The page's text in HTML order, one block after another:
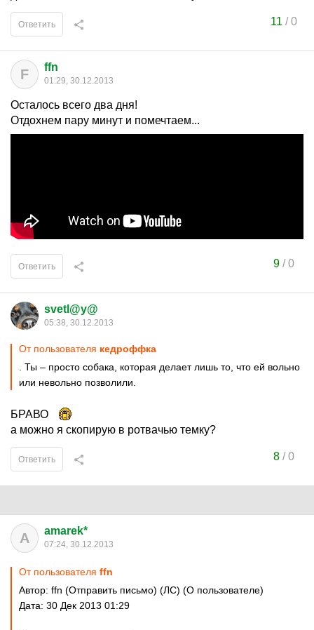
11 /0
Ответить
F ffn
01:29, 30.12.2013
Осталось всего два дня!
Отдохнем пару минут и помечтаем...
9/0
Ответить
svetl@y@
05:38, 30.12.2013
От пользователя кедроффка
. Ты – просто собака, которая делает лишь то, что ей вольно
или невольно позволили.
БРАВО
а можно я скопирую в ротвачью темку?
8/0
Ответить
A amarek*
07:24, 30.12.2013
От пользователя ffn
Автор: ffn (Отправить письмо) (ЛС) (О пользователе)
Дата: 30 Дек 2013 01:29